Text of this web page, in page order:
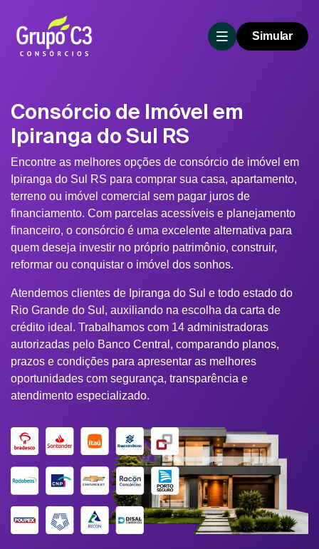
Simular
Consórcio de Imóvel em
Ipiranga do Sul RS
Encontre as melhores opções de consórcio de imóvel em
Ipiranga do Sul RS para comprar sua casa, apartamento,
terreno ou imóvel comercial sem pagar juros de
financiamento. Com parcelas acessíveis e planejamento
financeiro, o consórcio é uma excelente alternativa para
quem deseja investir no próprio patrimônio, construir,
reformar ou conquistar o imóvel dos sonhos.
Atendemos clientes de Ipiranga do Sul e todo estado do
Rio Grande do Sul, auxiliando na escolha da carta de
crédito ideal. Trabalhamos com 14 administradoras
autorizadas pelo Banco Central, comparando planos,
prazos e condições para apresentar as melhores
oportunidades com segurança, transparência e
atendimento especializado.